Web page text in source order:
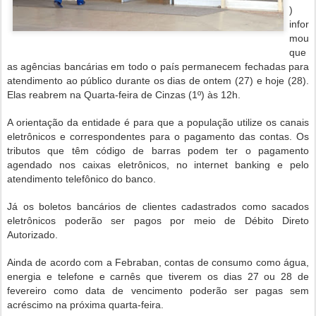
)
infor
mou
que
as agências bancárias em todo o país permanecem fechadas para
atendimento ao público durante os dias de ontem (27) e hoje (28).
Elas reabrem na Quarta-feira de Cinzas (1º) às 12h.
A orientação da entidade é para que a população utilize os canais
eletrônicos e correspondentes para o pagamento das contas. Os
tributos que têm código de barras podem ter o pagamento
agendado nos caixas eletrônicos, no internet banking e pelo
atendimento telefônico do banco.
Já os boletos bancários de clientes cadastrados como sacados
eletrônicos poderão ser pagos por meio de Débito Direto
Autorizado.
Ainda de acordo com a Febraban, contas de consumo como água,
energia e telefone e carnês que tiverem os dias 27 ou 28 de
fevereiro como data de vencimento poderão ser pagas sem
acréscimo na próxima quarta-feira.